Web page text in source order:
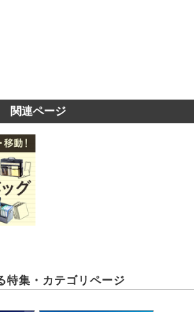
関連ページ
特集・カテゴリページ